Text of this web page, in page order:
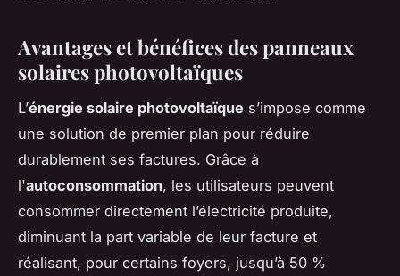
Avantages et bénéfices des panneaux
solaires photovoltaïques
L’énergie solaire photovoltaïque s’impose comme
une solution de premier plan pour réduire
durablement ses factures. Grâce à
l'autoconsommation, les utilisateurs peuvent
consommer directement l’électricité produite,
diminuant la part variable de leur facture et
réalisant, pour certains foyers, jusqu’à 50 %